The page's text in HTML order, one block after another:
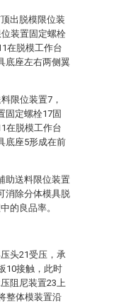
出脱模限位装
装置固定螺栓
在脱模工作台
底座左右两侧翼
限位装置7，
固定螺栓17固
在脱模工作台
底座5形成在前
助送料限位装置
消除分体模具脱
的良品率。
头21受压，承
10接触，此时
阻尼装置23上
整体模装置沿